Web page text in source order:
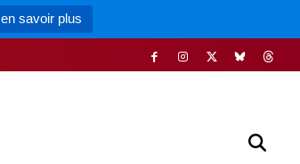
en savoir plus